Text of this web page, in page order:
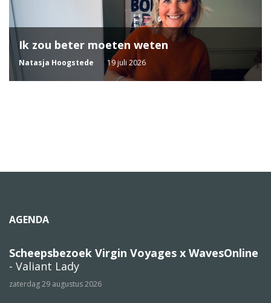
Ik zou beter moeten weten
Natasja Hoogstede 19 juli 2026
AGENDA
Scheepsbezoek Virgin Voyages x WavesOnline
- Valiant Lady
zaterdag 29 augustus 2026